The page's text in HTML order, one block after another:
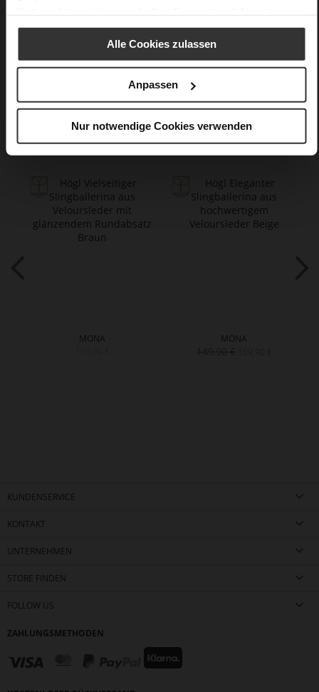
Alle Cookies zulassen
Anpassen
Nur notwendige Cookies verwenden
Optik
Care
Das könnte Ihnen auch gefallen
MONA
MONA
KUNDENSERVICE
KONTAKT
UNTERNEHMEN
STORE FINDEN
FOLLOW US
ZAHLUNGSMETHODEN